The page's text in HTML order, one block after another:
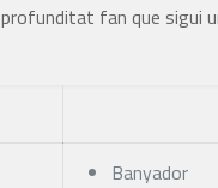
fan que
Banyador